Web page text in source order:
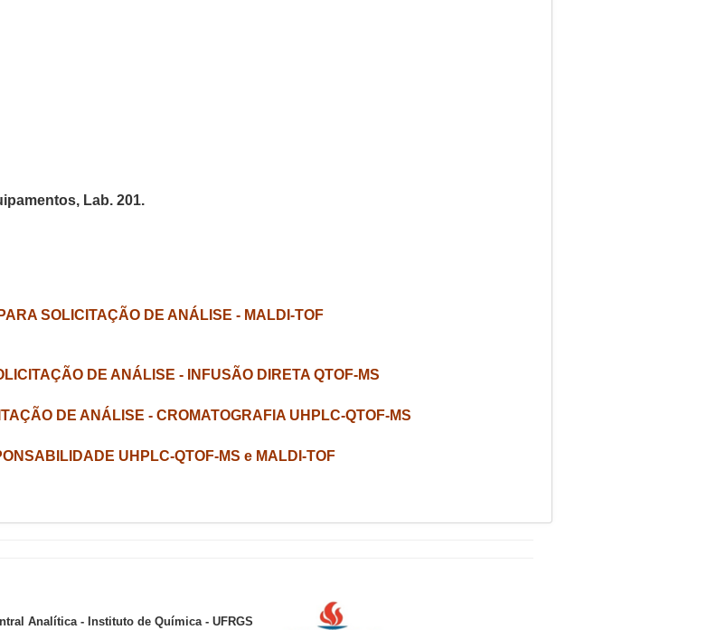
Lab. 201.
SOLICITAÇÃO DE ANÁLISE - MALDI-TOF
DE ANÁLISE - INFUSÃO DIRETA QTOF-MS
DE ANÁLISE - CROMATOGRAFIA UHPLC-QTOF-MS
UHPLC-QTOF-MS e MALDI-TOF
Analítica - Instituto de Química - UFRGS